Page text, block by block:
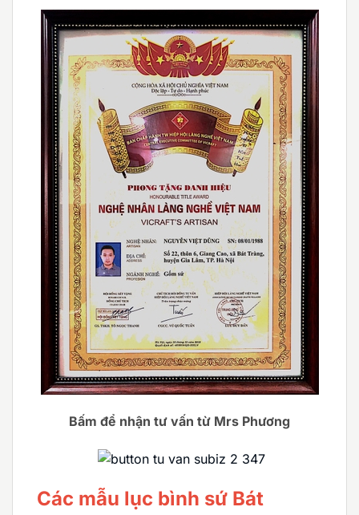
Bấm để nhận tư vấn từ Mrs Phương
Các mẫu lục bình sứ Bát